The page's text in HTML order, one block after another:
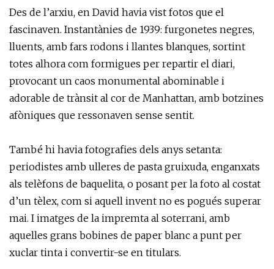
Des de l’arxiu, en David havia vist fotos que el
fascinaven. Instantànies de 1939: furgonetes negres,
lluents, amb fars rodons i llantes blanques, sortint
totes alhora com formigues per repartir el diari,
provocant un caos monumental abominable i
adorable de trànsit al cor de Manhattan, amb botzines
afòniques que ressonaven sense sentit.
També hi havia fotografies dels anys setanta:
periodistes amb ulleres de pasta gruixuda, enganxats
als telèfons de baquelita, o posant per la foto al costat
d’un tèlex, com si aquell invent no es pogués superar
mai. I imatges de la impremta al soterrani, amb
aquelles grans bobines de paper blanc a punt per
xuclar tinta i convertir-se en titulars.